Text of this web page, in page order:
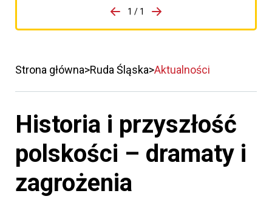
porzpedniego komunikatu
1 / 1
Przejdź do następnego
Strona główna Ruda Śląska Aktualności
Historia i przyszłość
polskości – dramaty i
zagrożenia